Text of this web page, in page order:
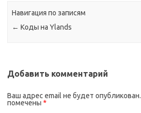
Навигация по записям
← Коды на Ylands
Добавить комментарий
Ваш адрес email не будет опубликован.
помечены *